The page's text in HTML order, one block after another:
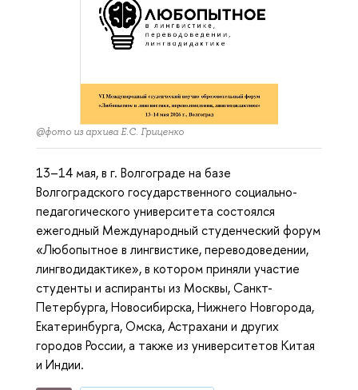
@фото из архива Е.С. Гриценко
13–14 мая, в г. Волгограде на базе
Волгоградского государственного социально-
педагогического университета состоялся
ежегодный Международный студенческий форум
«Любопытное в лингвистике, переводоведении,
лингводидактике», в котором приняли участие
студенты и аспиранты из Москвы, Санкт-
Петербурга, Новосибирска, Нижнего Новгорода,
Екатеринбурга, Омска, Астрахани и других
городов России, а также из университетов Китая
и Индии.